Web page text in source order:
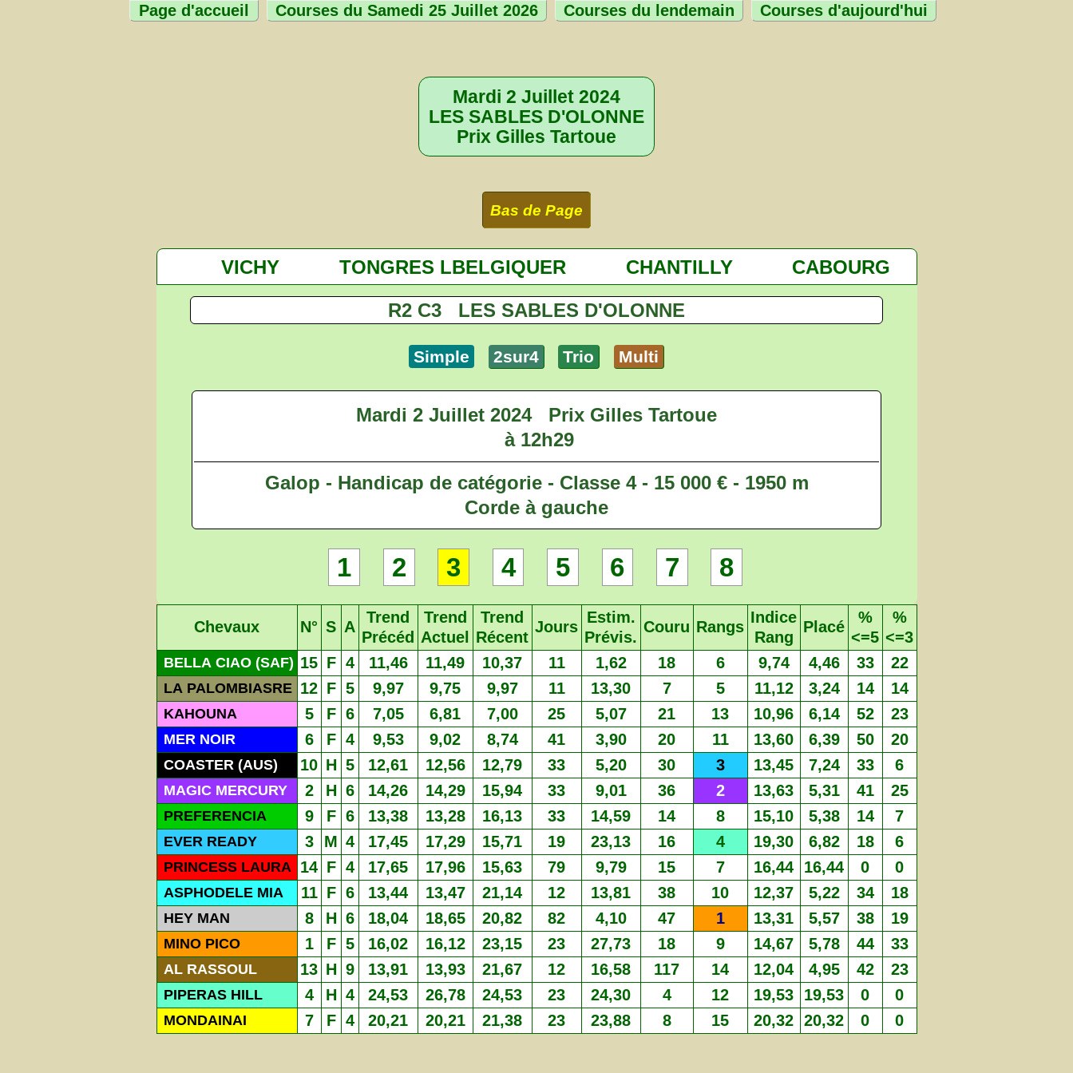
Page d'accueil Courses du Samedi 25 Juillet 2026 Courses du lendemain Courses d'aujourd'hui
Mardi 2 Juillet 2024
LES SABLES D'OLONNE
Prix Gilles Tartoue
Bas de Page
VICHY TONGRES LBELGIQUER CHANTILLY CABOURG
R2 C3 LES SABLES D'OLONNE
Simple 2sur4 Trio Multi
Mardi 2 Juillet 2024
Prix Gilles Tartoue
à 12h29
Galop - Handicap de catégorie - Classe 4 - 15 000 € - 1950 m
Corde à gauche
1 2 3 4 5 6 7 8
Chevaux N° S A
Trend
Précéd
Trend
Actuel
Trend
Récent
Jours
Estim.
Prévis.
Couru Rangs
Indice
Rang
Placé
%
<=5
%
<=3
BELLA CIAO (SAF) 15 F 4 11,46 11,49 10,37 11 1,62 18 6 9,74 4,46 33 22
LA PALOMBIASRE 12 F 5 9,97 9,75 9,97 11 13,30 7 5 11,12 3,24 14 14
KAHOUNA 5 F 6 7,05 6,81 7,00 25 5,07 21 13 10,96 6,14 52 23
MER NOIR 6 F 4 9,53 9,02 8,74 41 3,90 20 11 13,60 6,39 50 20
COASTER (AUS) 10 H 5 12,61 12,56 12,79 33 5,20 30 3 13,45 7,24 33 6
MAGIC MERCURY 2 H 6 14,26 14,29 15,94 33 9,01 36 2 13,63 5,31 41 25
PREFERENCIA 9 F 6 13,38 13,28 16,13 33 14,59 14 8 15,10 5,38 14 7
EVER READY 3 M 4 17,45 17,29 15,71 19 23,13 16 4 19,30 6,82 18 6
PRINCESS LAURA 14 F 4 17,65 17,96 15,63 79 9,79 15 7 16,44 16,44 0 0
ASPHODELE MIA 11 F 6 13,44 13,47 21,14 12 13,81 38 10 12,37 5,22 34 18
HEY MAN 8 H 6 18,04 18,65 20,82 82 4,10 47 1 13,31 5,57 38 19
MINO PICO 1 F 5 16,02 16,12 23,15 23 27,73 18 9 14,67 5,78 44 33
AL RASSOUL 13 H 9 13,91 13,93 21,67 12 16,58 117 14 12,04 4,95 42 23
PIPERAS HILL 4 H 4 24,53 26,78 24,53 23 24,30 4 12 19,53 19,53 0 0
MONDAINAI 7 F 4 20,21 20,21 21,38 23 23,88 8 15 20,32 20,32 0 0